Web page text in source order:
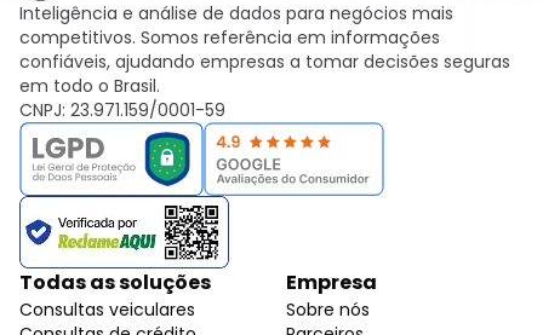
Inteligência e análise de dados para negócios mais
competitivos. Somos referência em informações
confiáveis, ajudando empresas a tomar decisões seguras
em todo o Brasil.
CNPJ: 23.971.159/0001-59
Todas as soluções
Consultas veiculares
Empresa
Sobre nós